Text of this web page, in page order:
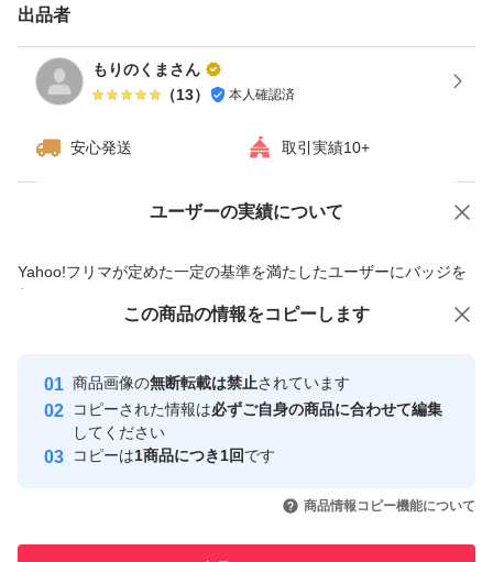
出品者
もりのくまさん
（13） 本人確認済
安心発送 取引実績10+
ユーザーの実績について
Yahoo!フリマが定めた一定の基準を満たしたユーザーにバッジを
付与しています
安心取引出品者
心・安全なユーザーです
取引実績
引を完了させた実績があります
価格の相談 商品への質問
この商品の情報をコピーします
商品画像の無断転載は禁止されています
コピーされた情報は必ずご自身の商品に合わせて編集
してください
コピーは1商品につき1回です
商品情報コピー機能について
この商品をみている人にオススメ